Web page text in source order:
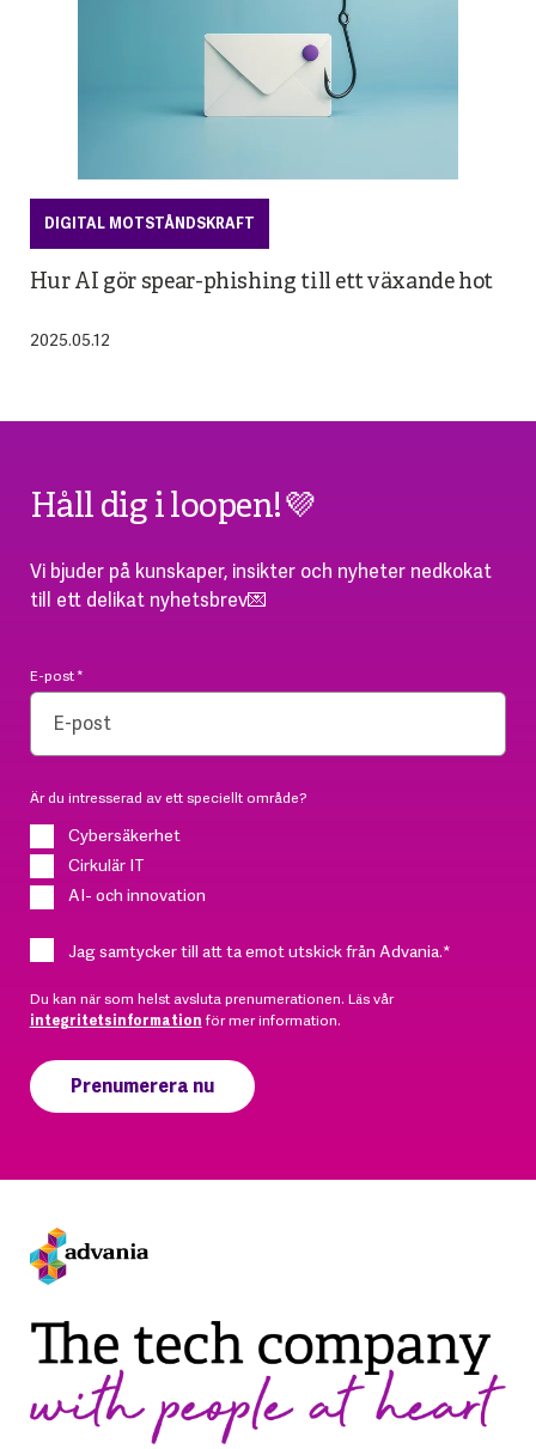
DIGITAL MOTSTÅNDSKRAFT
Hur AI gör spear-phishing till ett växande hot
2025.05.12
Håll dig i loopen!💜
Vi bjuder på kunskaper, insikter och nyheter nedkokat
till ett delikat nyhetsbrev💌
E-post*
Är du intresserad av ett speciellt område?
Cybersäkerhet
Cirkulär IT
AI- och innovation
Jag samtycker till att ta emot utskick från Advania.*
Du kan när som helst avsluta prenumerationen. Läs vår
integritetsinformation för mer information.